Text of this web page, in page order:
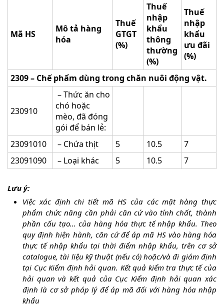
Mã HS
Mô tả hàng
hóa
Thuế
GTGT
(%)
Thuế
nhập
khẩu
thông
thường
(%)
Thuế
nhập
khẩu
ưu đãi
(%)
2309 – Chế phẩm dùng trong chăn nuôi động vật.
230910
– Thức ăn cho
chó hoặc
mèo, đã đóng
gói để bán lẻ:
23091010
– Chứa thịt 5 10.5
7
23091090
– Loại khác 5 10.5 7
Lưu ý:
Việc xác định chi tiết mã HS của các mặt hàng thực
phẩm chức năngcần phải căn cứ vào tính chất, thành
phần cấu tạo… của hàng hóa thực tế nhập khẩu. Theo
quy định hiện hành, căn cứ để áp mã HS vào hàng hóa
thực tế nhập khẩu tại thời điểm nhập khẩu, trên cơ sở
catalogue, tài liệu kỹ thuật (nếu có) hoặc/và đi giám định
tại Cục Kiểm định hải quan. Kết quả kiểm tra thực tế của
hải quan và kết quả của Cục Kiểm định hải quan xác
định là cơ sở pháplý để áp mã đối với hàng hóa nhập
khẩu